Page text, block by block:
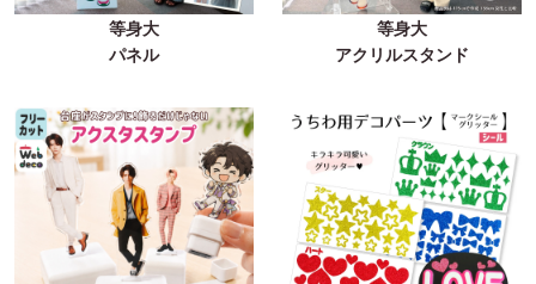
等身大
パネル
等身大
アクリルスタンド